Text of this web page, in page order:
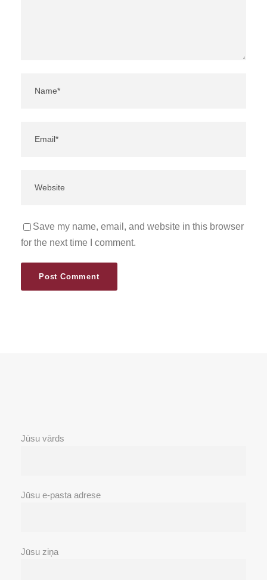
Save my name, email, and website in this browser
for the next time I comment.
Jūsu vārds
Jūsu e-pasta adrese
Jūsu ziņa